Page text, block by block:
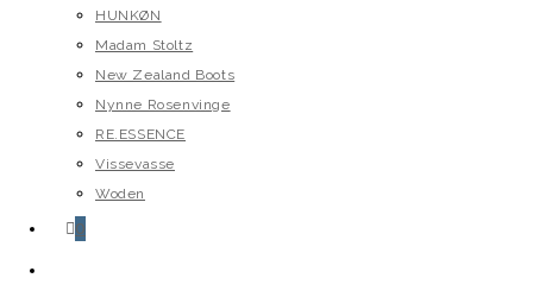
HUNKØN
Madam Stoltz
New Zealand Boots
Nynne Rosenvinge
RE.ESSENCE
Vissevasse
Woden
0